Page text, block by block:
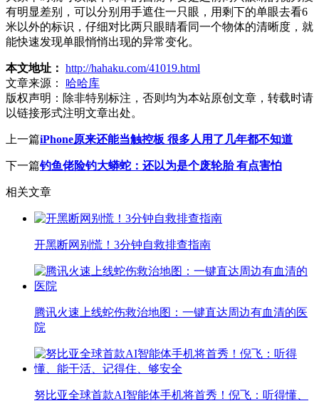
有明显差别，可以分别用手遮住一只眼，用剩下的单眼去看6
米以外的标识，仔细对比两只眼睛看同一个物体的清晰度，就
能快速发现单眼悄悄出现的异常变化。
本文地址： http://hahaku.com/41019.html
文章来源：
哈哈库
版权声明： 除非特别标注，否则均为本站原创文章，转载时请
以链接形式注明文章出处。
上一篇iPhone原来还能当触控板 很多人用了几年都不知道
下一篇钓鱼佬险钓大蟒蛇：还以为是个废轮胎 有点害怕
相关文章
开黑断网别慌！3分钟自救排查指南
腾讯火速上线蛇伤救治地图：一键直达周边有血清的医
院
努比亚全球首款AI智能体手机将首秀！倪飞：听得懂、